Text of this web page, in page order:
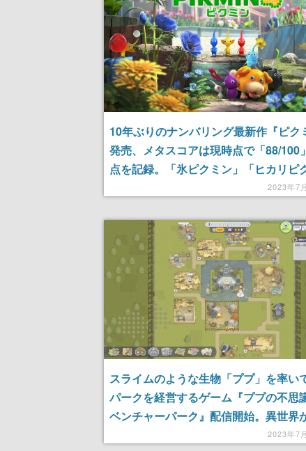
10年ぶりのナンバリング最新作『ピク
発売、メタスコアは現時点で「88/100
点を記録。「氷ピクミン」「ヒカリピ
2023年7
スライムのような生物「ププ」を率い
パークを経営するゲーム『ププの不思
ベンチャーパーク』配信開始。異世界
された勇者を楽しませるパークを作ろ
2023年7